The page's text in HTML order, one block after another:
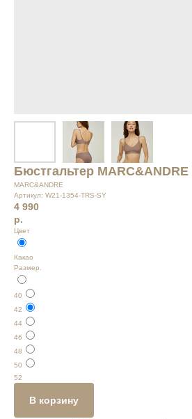
Бюстгальтер MARC&ANDRE
MARC&ANDRE
Артикул: W21-1354-TRS-SY
4 990
р.
Цвет
Какао
Размер.
40
42
44
46
48
50
52
В корзину